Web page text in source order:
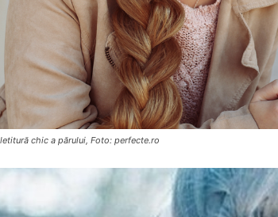
chic a părului, Foto: perfecte.ro